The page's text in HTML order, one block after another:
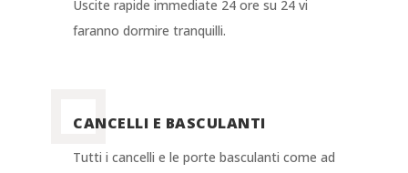
Uscite rapide immediate 24 ore su 24 vi
faranno dormire tranquilli.
CANCELLI E BASCULANTI
Tutti i cancelli e le porte basculanti come ad